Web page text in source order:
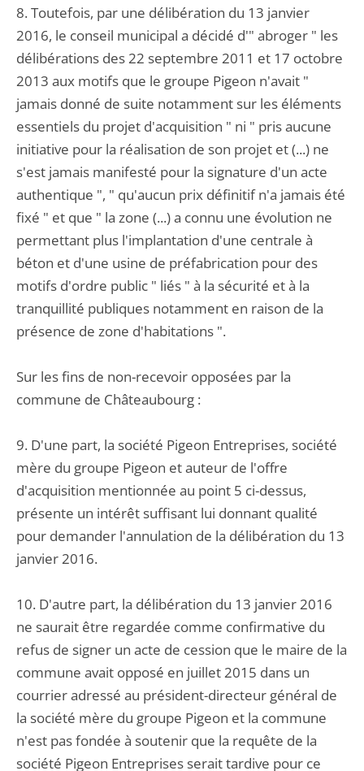
8. Toutefois, par une délibération du 13 janvier
2016, le conseil municipal a décidé d'" abroger " les
délibérations des 22 septembre 2011 et 17 octobre
2013 aux motifs que le groupe Pigeon n'avait "
jamais donné de suite notamment sur les éléments
essentiels du projet d'acquisition " ni " pris aucune
initiative pour la réalisation de son projet et (...) ne
s'est jamais manifesté pour la signature d'un acte
authentique ", " qu'aucun prix définitif n'a jamais été
fixé " et que " la zone (...) a connu une évolution ne
permettant plus l'implantation d'une centrale à
béton et d'une usine de préfabrication pour des
motifs d'ordre public " liés " à la sécurité et à la
tranquillité publiques notamment en raison de la
présence de zone d'habitations ".
Sur les fins de non-recevoir opposées par la
commune de Châteaubourg :
9. D'une part, la société Pigeon Entreprises, société
mère du groupe Pigeon et auteur de l'offre
d'acquisition mentionnée au point 5 ci-dessus,
présente un intérêt suffisant lui donnant qualité
pour demander l'annulation de la délibération du 13
janvier 2016.
10. D'autre part, la délibération du 13 janvier 2016
ne saurait être regardée comme confirmative du
refus de signer un acte de cession que le maire de la
commune avait opposé en juillet 2015 dans un
courrier adressé au président-directeur général de
la société mère du groupe Pigeon et la commune
n'est pas fondée à soutenir que la requête de la
société Pigeon Entreprises serait tardive pour ce